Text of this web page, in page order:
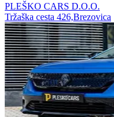
PLEŠKO CARS D.O.O.
Tržaška cesta 426,Brezovica